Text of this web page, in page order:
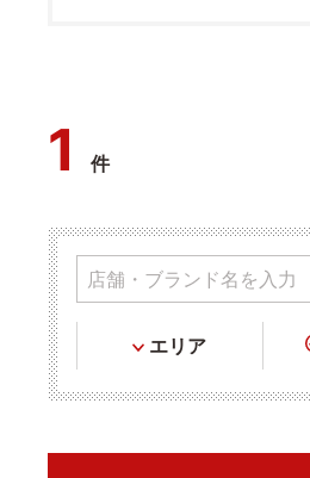
1件
エリア